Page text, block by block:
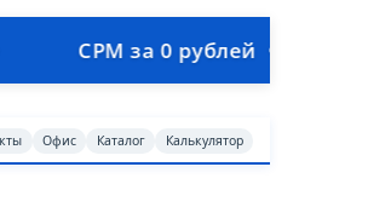
рублей • Объединим продажи,
Офис Каталог Калькулятор